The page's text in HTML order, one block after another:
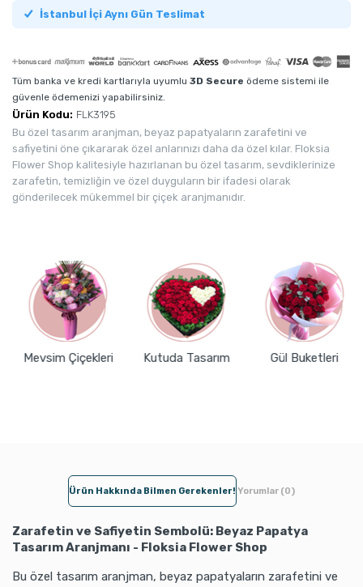
İstanbul İçi Aynı Gün Teslimat
Tüm banka ve kredi kartlarıyla uyumlu 3D Secure ödeme sistemi ile
güvenle ödemenizi yapabilirsiniz.
Ürün Kodu: FLK3195
Bu özel tasarım aranjman, beyaz papatyaların zarafetini ve
safiyetini öne çıkararak özel anlarınızı daha da özel kılar. Floksia
Flower Shop kalitesiyle hazırlanan bu özel tasarım, sevdiklerinize
zarafetin, temizliğin ve özel duyguların bir ifadesi olarak
gönderilecek mükemmel bir çiçek aranjmanıdır.
Mevsim Çiçekleri Kutuda Tasarım Gül Buketleri
Ürün Hakkında Bilmen Gerekenler! Yorumlar (0)
Zarafetin ve Safiyetin Sembolü: Beyaz Papatya
Tasarım Aranjmanı - Floksia Flower Shop
Bu özel tasarım aranjman, beyaz papatyaların zarafetini ve